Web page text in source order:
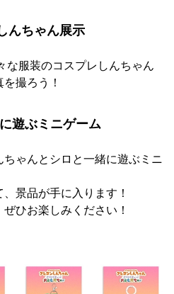
んちゃん展示
な服装のコスプレしんちゃん
撮ろう！
遊ぶミニゲーム
ゃんとシロと一緒に遊ぶミニ
景品が手に入ります！
ひお楽しみください！